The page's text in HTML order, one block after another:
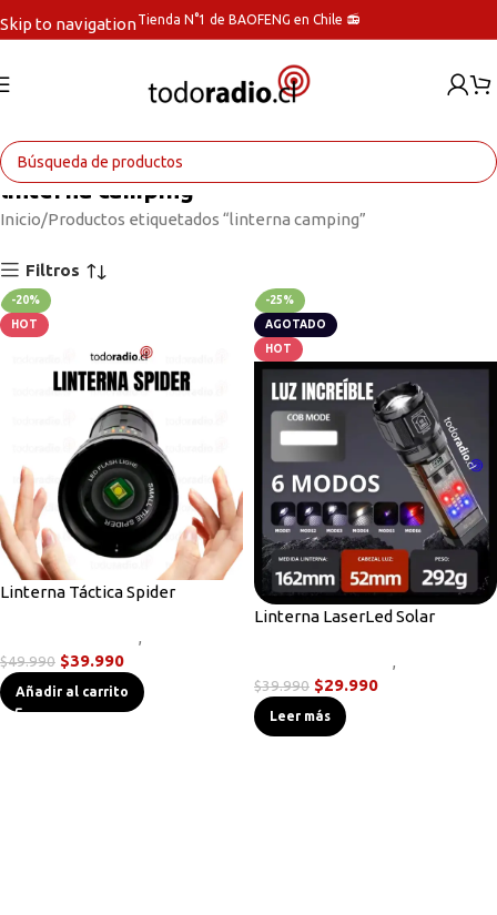
Skip to navigationTienda N°1 de BAOFENG en Chile 📻
linterna camping
Inicio Productos etiquetados “linterna camping”
Filtros
-20%
HOT
Linterna Táctica Spider
,
$49.990 $39.990
Añadir al carrito
-25%
AGOTADO
HOT
Linterna LaserLed Solar
,
$39.990 $29.990
Leer más